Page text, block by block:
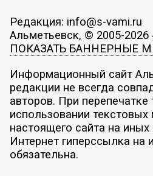
Редакция: info@s-vami.ru
Альметьевск, © 2005-2026
ПОКАЗАТЬ БАННЕРНЫЕ
Информационный сайт
редакции не всегда
авторов. При
использовании текстовых
настоящего сайта на иных
Интернет гиперссылка на
обязательна.